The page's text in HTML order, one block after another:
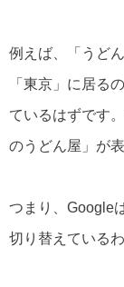
例えば、「うど
「東京」に居る
ているはずです
のうどん屋」が
つまり、Google
切り替えているわ